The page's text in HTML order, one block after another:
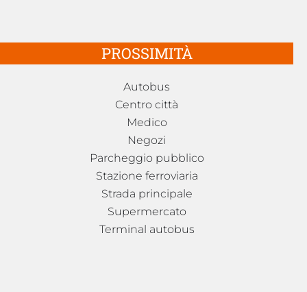
PROSSIMITÀ
Autobus
Centro città
Medico
Negozi
Parcheggio pubblico
Stazione ferroviaria
Strada principale
Supermercato
Terminal autobus